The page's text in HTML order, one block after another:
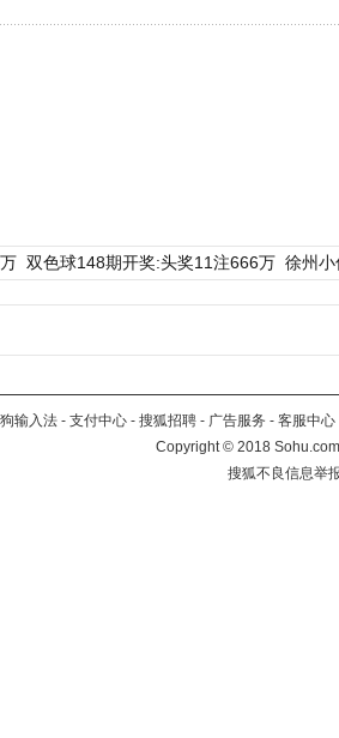
双色球148期开奖:头奖11注666万 徐州
输入法 - 支付中心 - 搜狐招聘 - 广告服务 - 客服中心
Copyright©2018
搜狐不良信息举